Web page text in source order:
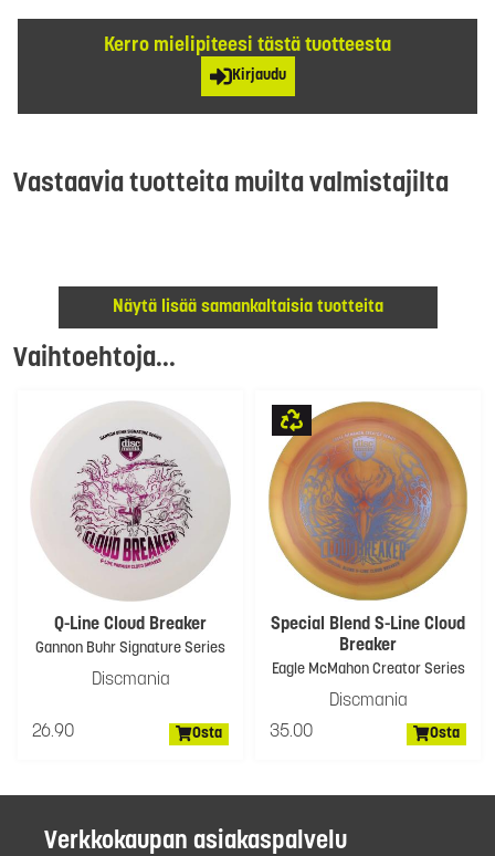
Kerro mielipiteesi tästä tuotteesta
Kirjaudu
Vastaavia tuotteita muilta valmistajilta
Näytä lisää samankaltaisia tuotteita
Vaihtoehtoja...
Q-Line Cloud Breaker
Gannon Buhr Signature Series
Discmania
26.90 Osta
Special Blend S-Line Cloud
Breaker
Eagle McMahon Creator Series
Discmania
35.00
Osta
Verkkokaupan asiakaspalvelu